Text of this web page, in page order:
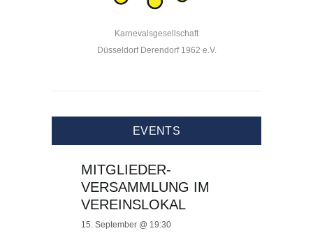
Karnevalsgesellschaft
Düsseldorf Derendorf 1962 e.V.
EVENTS
MITGLIEDER-
VERSAMMLUNG IM
VEREINSLOKAL
15. September @ 19:30